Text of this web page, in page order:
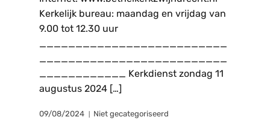
Kerkelijk bureau: maandag en vrijdag van
9.00 tot 12.30 uur
__________________________
__________________________
____________ Kerkdienst zondag 11
augustus 2024 […]
09/08/2024 Niet gecategoriseerd